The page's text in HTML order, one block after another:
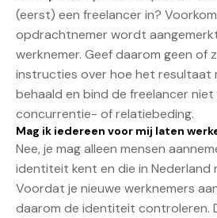
(eerst) een freelancer in?
opdrachtnemer wordt
werknemer. Geef daarom geen of
instructies over hoe het resultaat
behaald en bind de freelancer niet
concurrentie- of relatiebeding.
Mag ik iedereen voor mij laten
Nee, je mag alleen mensen
identiteit kent en die in Nederland
Voordat je nieuwe werknemers
daarom de identiteit controleren.